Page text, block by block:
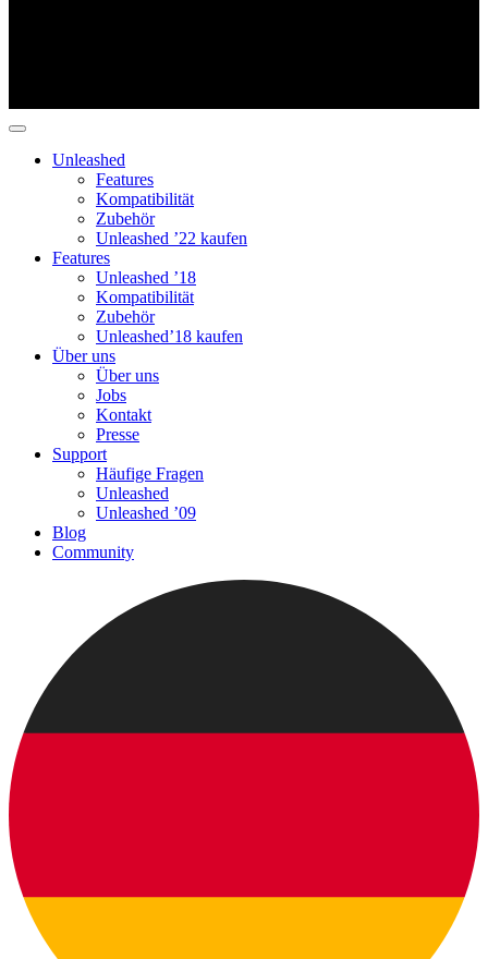
Unleashed
Features
Kompatibilität
Zubehör
Unleashed ’22 kaufen
Features
Unleashed ’18
Kompatibilität
Zubehör
Unleashed’18 kaufen
Über uns
Über uns
Jobs
Kontakt
Presse
Support
Häufige Fragen
Unleashed
Unleashed ’09
Blog
Community